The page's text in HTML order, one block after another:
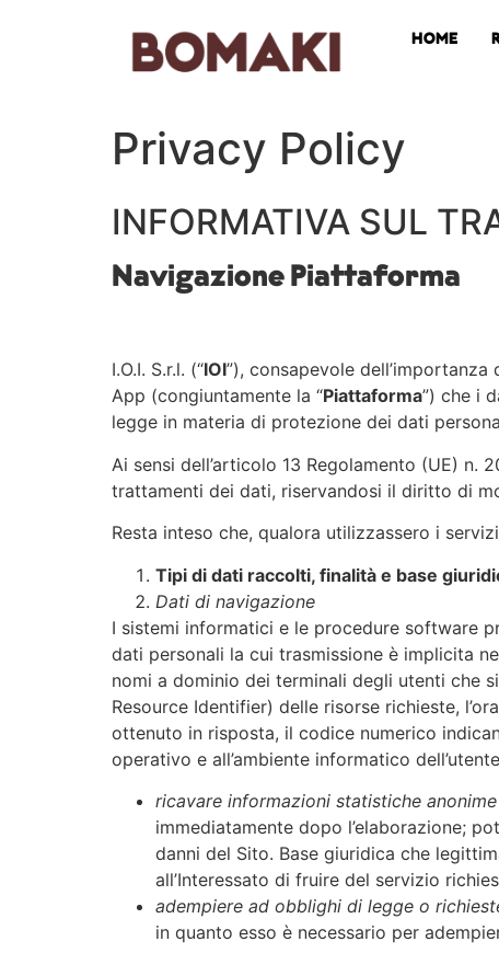
HOME
Privacy Policy
INFORMATIVA SUL
Navigazione Piattaforma
I.O.I. S.r.l. (“IOI”), consapevole
App (congiuntamente la “Piattaforma”) che i
legge in materia di protezione dei dati
Ai sensi dell’articolo 13 Regolamento (UE) n.
trattamenti dei dati, riservandosi il diritto di
Resta inteso che, qualora utilizzassero i
Tipi di dati raccolti, finalità e base
Dati di navigazione
I sistemi informatici e le procedure software
dati personali la cui trasmissione è implicita
nomi a dominio dei terminali degli utenti che
Resource Identifier) delle risorse richieste,
ottenuto in risposta, il codice numerico
operativo e all’ambiente informatico
ricavare informazioni statistiche
immediatamente dopo l’elaborazione;
danni del Sito. Base giuridica che
all’Interessato di fruire del servizio
adempiere ad obblighi di legge o
in quanto esso è necessario per